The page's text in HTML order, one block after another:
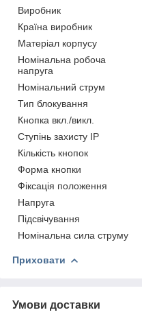
Виробник
Країна виробник
Матеріал корпусу
Номінальна робоча
напруга
Номінальний струм
Тип блокування
Кнопка вкл./викл.
Ступінь захисту IP
Кількість кнопок
Форма кнопки
Фіксація положення
Напруга
Підсвічування
Номінальна сила струму
Приховати
Умови доставки